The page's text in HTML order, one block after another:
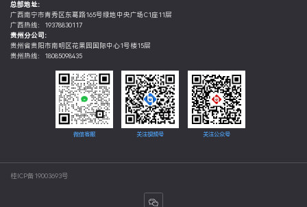
总部地址：
广西南宁市青秀区东葛路165号绿地中央广场C1座11层
广西热线：19378830117
贵州分公司：
贵州省贵阳市南明区花果园国际中心1号楼15层
贵州热线：18085098435
微信客服 关注视频号 关注公众号
桂ICP备19003693号